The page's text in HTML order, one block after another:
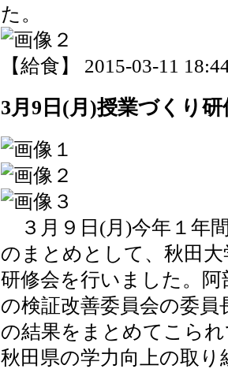
た。
【給食】 2015-03-11
3月9日(月)授業づくり研
３月９日(月)今年１年
のまとめとして、秋田
研修会を行いました。
の検証改善委員会の委
の結果をまとめてこら
秋田県の学力向上の取